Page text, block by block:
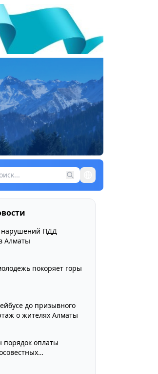
нарушений ПДД
Алматы
покоряет горы
до призывного
о жителях Алматы
оплаты
остается